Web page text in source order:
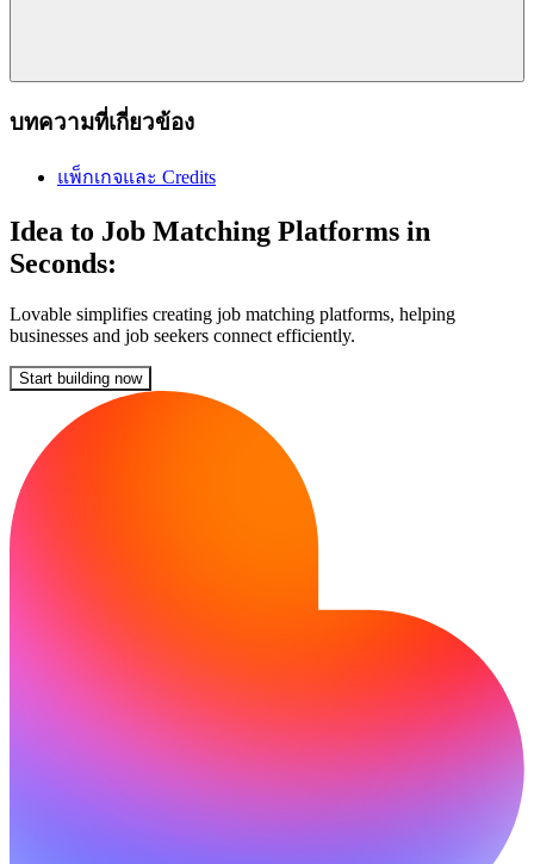
บทความที่เกี่ยวข้อง
แพ็กเกจและ Credits
Idea to Job Matching Platforms in
Seconds:
Lovable simplifies creating job matching platforms, helping
businesses and job seekers connect efficiently.
Start building now